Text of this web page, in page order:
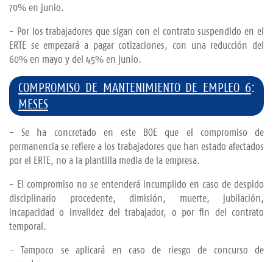
70% en junio.
- Por los trabajadores que sigan con el contrato suspendido en el
ERTE se empezará a pagar cotizaciones, con una reducción del
60% en mayo y del 45% en junio.
COMPROMISO DE MANTENIMIENTO DE EMPLEO 6
MESES
:
- Se ha concretado en este BOE que el compromiso de
permanencia se refiere a los trabajadores que han estado afectados
por el ERTE, no a la plantilla media de la empresa.
- El compromiso no se entenderá incumplido en caso de despido
disciplinario procedente, dimisión, muerte, jubilación,
incapacidad o invalidez del trabajador, o por fin del contrato
temporal.
- Tampoco se aplicará en caso de riesgo de concurso de